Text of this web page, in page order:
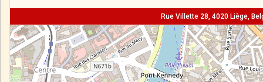
Rue Villette 28, 4020 Liège,